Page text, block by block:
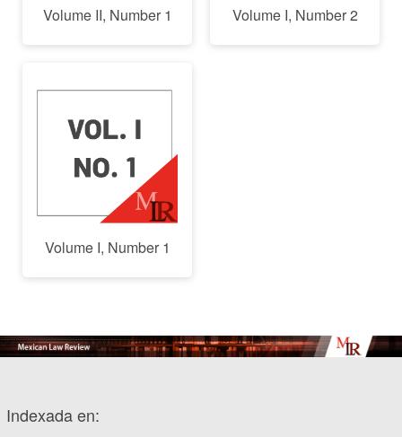
Volume II, Number 1 Volume I, Number 2
Volume I, Number 1
Indexada en: